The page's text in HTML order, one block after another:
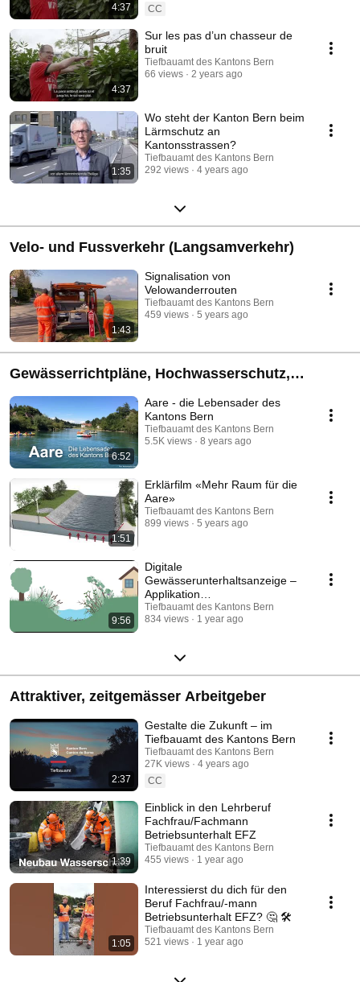
4:37 CC
4:37
Sur les pas d’un chasseur de
bruit
Tiefbauamt des Kantons Bern
66 views
2 years ago
1:35
Wo steht der Kanton Bern beim
Lärmschutz an
Kantonsstrassen?
Tiefbauamt des Kantons Bern
292 views
4 years ago
Velo- und Fussverkehr (Langsamverkehr)
1:43
Signalisation von
Velowanderrouten
Tiefbauamt des Kantons Bern
459 views
5 years ago
Gewässerrichtpläne, Hochwasserschutz,
Gewässerunterhalt, Revitalisierungen im Kanton
Bern
6:52
Aare - die Lebensader des
Kantons Bern
Tiefbauamt des Kantons Bern
5.5K views
8 years ago
1:51
Erklärfilm «Mehr Raum für die
Aare»
Tiefbauamt des Kantons Bern
899 views
5 years ago
9:56
Digitale
Gewässerunterhaltsanzeige –
Applikation
«Gewässerunterhalt»,
Schulungsvideo
Tiefbauamt des Kantons Bern
834 views
1 year ago
Attraktiver, zeitgemässer Arbeitgeber
2:37
Gestalte die Zukunft – im
Tiefbauamt des Kantons Bern
Tiefbauamt des Kantons Bern
27K views
4 years ago
CC
1:39
Einblick in den Lehrberuf
Fachfrau/Fachmann
Betriebsunterhalt EFZ
Tiefbauamt des Kantons Bern
455 views
1 year ago
1:05
Interessierst du dich für den
Beruf Fachfrau/-mann
Betriebsunterhalt EFZ? 🤔 🛠️
Tiefbauamt des Kantons Bern
521 views
1 year ago